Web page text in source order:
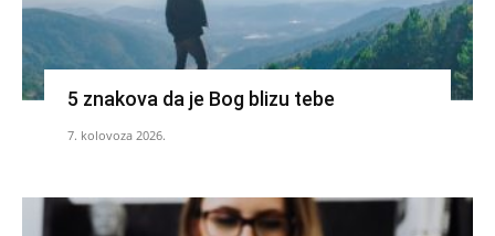
5 znakova da je Bog blizu tebe
7. kolovoza 2026.